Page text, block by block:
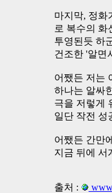
마지막, 정화
로 복수의
투영된듯 하
건조한 '알면
어쨌든 저는
하나는 알싸
극을 저렇게
일단 작전 성
어쨌든 간만
지금 뒤에 서
출처 :